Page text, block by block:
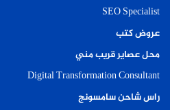
SEO Specialist
عروض كتب
محل عصاير قريب مني
Digital Transformation Consultant
راس شاحن سامسونج